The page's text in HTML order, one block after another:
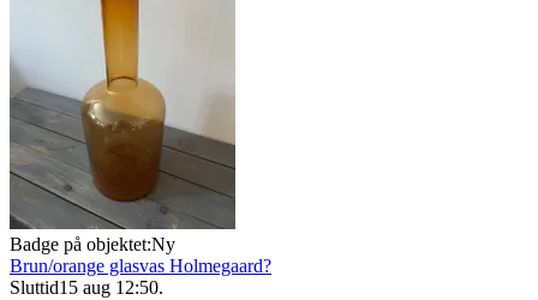
Badge på objektet:Ny
Brun/orange glasvas Holmegaard?
Sluttid15 aug 12:50.